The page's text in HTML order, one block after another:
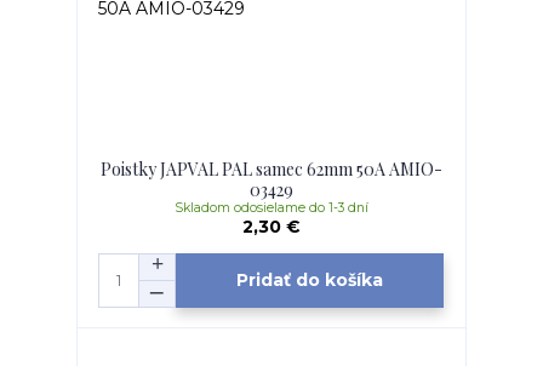
Poistky JAPVAL PAL samec 62mm 50A AMIO-
03429
2,30 €
Skladom odosielame do 1-3 dní
Pridať do košíka